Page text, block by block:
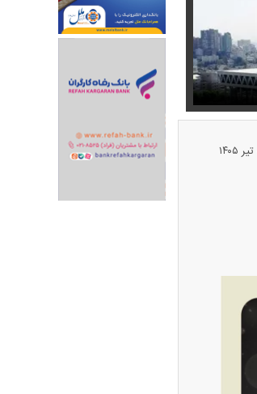
فیلم/پزشکیان:از قالیباف خواهش کردیم که رئیس
شود
استایل جدید صابر ابر در فضای مجازی